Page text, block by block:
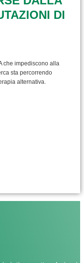
DI
che impediscono alla
sta percorrendo
alternativa.